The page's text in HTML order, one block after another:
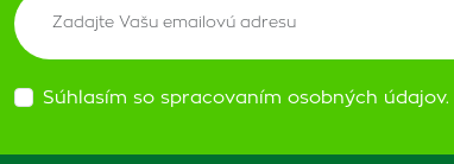
Súhlasím so spracovaním osobných údajov.